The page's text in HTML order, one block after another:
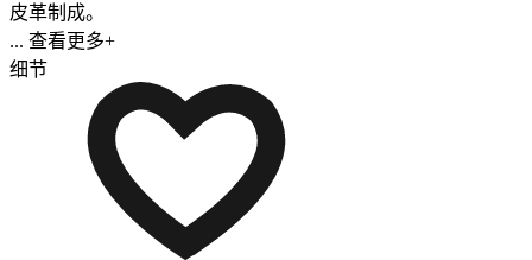
皮革制成。
... 查看更多+
细节